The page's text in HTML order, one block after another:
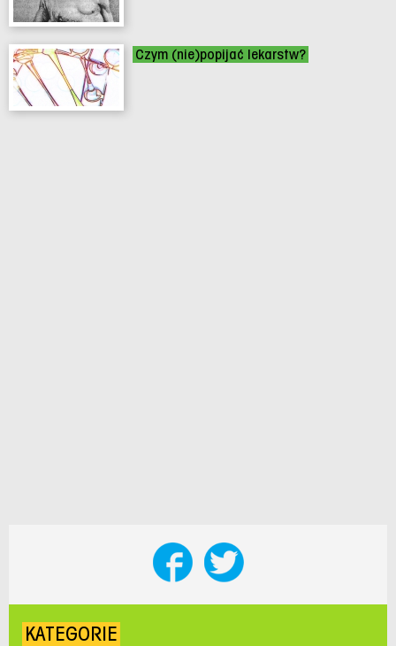
Czym (nie)popijać lekarstw?
KATEGORIE